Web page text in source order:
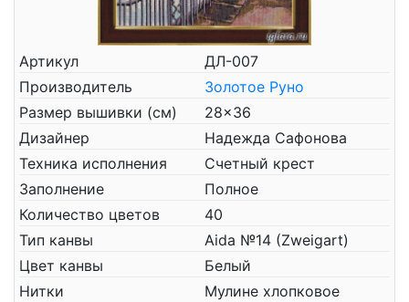
Артикул
ДЛ-007
Производитель
Золотое Руно
Размер вышивки (см)
28x36
Дизайнер
Надежда Сафонова
Техника исполнения
Счетный крест
Заполнение
Полное
Количество цветов
40
Тип канвы
Aida №14 (Zweigart)
Цвет канвы
Белый
Нитки
Мулине хлопковое